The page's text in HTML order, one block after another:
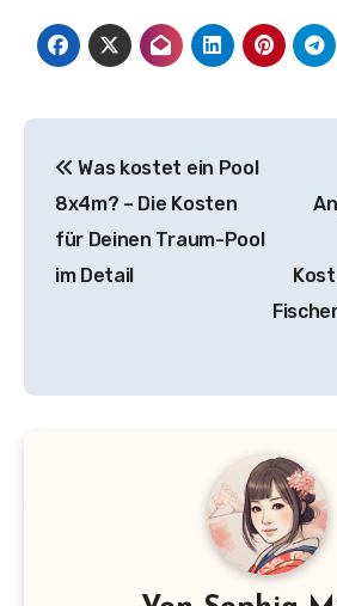
Was kostet ein Pool
8x4m? – Die Kosten
für Deinen Traum-Pool
im Detail